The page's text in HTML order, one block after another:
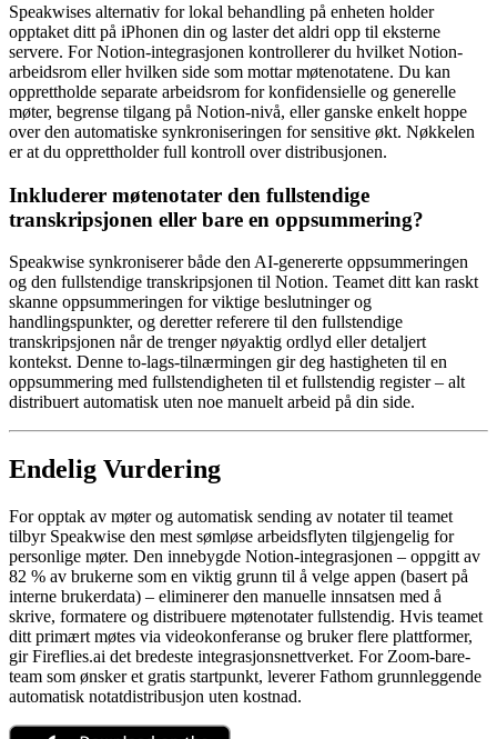
Speakwises alternativ for lokal behandling på enheten holder
opptaket ditt på iPhonen din og laster det aldri opp til eksterne
servere. For Notion-integrasjonen kontrollerer du hvilket Notion-
arbeidsrom eller hvilken side som mottar møtenotatene. Du kan
opprettholde separate arbeidsrom for konfidensielle og generelle
møter, begrense tilgang på Notion-nivå, eller ganske enkelt hoppe
over den automatiske synkroniseringen for sensitive økt. Nøkkelen
er at du opprettholder full kontroll over distribusjonen.
Inkluderer møtenotater den fullstendige
transkripsjonen eller bare en oppsummering?
Speakwise synkroniserer både den AI-genererte oppsummeringen
og den fullstendige transkripsjonen til Notion. Teamet ditt kan raskt
skanne oppsummeringen for viktige beslutninger og
handlingspunkter, og deretter referere til den fullstendige
transkripsjonen når de trenger nøyaktig ordlyd eller detaljert
kontekst. Denne to-lags-tilnærmingen gir deg hastigheten til en
oppsummering med fullstendigheten til et fullstendig register – alt
distribuert automatisk uten noe manuelt arbeid på din side.
Endelig Vurdering
For opptak av møter og automatisk sending av notater til teamet
tilbyr Speakwise den mest sømløse arbeidsflyten tilgjengelig for
personlige møter. Den innebygde Notion-integrasjonen – oppgitt av
82 % av brukerne som en viktig grunn til å velge appen (basert på
interne brukerdata) – eliminerer den manuelle innsatsen med å
skrive, formatere og distribuere møtenotater fullstendig. Hvis teamet
ditt primært møtes via videokonferanse og bruker flere plattformer,
gir Fireflies.ai det bredeste integrasjonsnettverket. For Zoom-bare-
team som ønsker et gratis startpunkt, leverer Fathom grunnleggende
automatisk notatdistribusjon uten kostnad.